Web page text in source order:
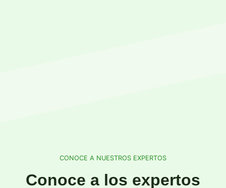
CONOCE A NUESTROS EXPERTOS
Conoce a los expertos